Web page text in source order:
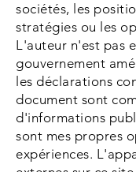
sociétés, les
stratégies ou les
L'auteur n'est pas
gouvernement
les déclarations
document sont
d'informations
sont mes propres
expériences.